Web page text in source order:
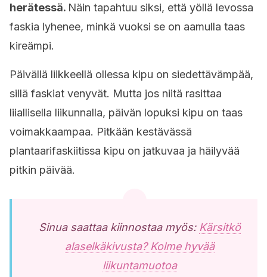
herätessä. Näin tapahtuu siksi, että yöllä levossa
faskia lyhenee, minkä vuoksi se on aamulla taas
kireämpi.
Päivällä liikkeellä ollessa kipu on siedettävämpää,
sillä faskiat venyvät. Mutta jos niitä rasittaa
liiallisella liikunnalla, päivän lopuksi kipu on taas
voimakkaampaa. Pitkään kestävässä
plantaarifaskiitissa kipu on jatkuvaa ja häilyvää
pitkin päivää.
Sinua saattaa kiinnostaa myös: Kärsitkö
alaselkäkivusta? Kolme hyvää
liikuntamuotoa